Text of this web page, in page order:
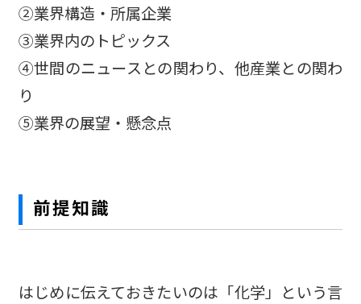
②業界構造・所属企業
③業界内のトピックス
④世間のニュースとの関わり、他産業との関わ
り
⑤業界の展望・懸念点
前提知識
はじめに伝えておきたいのは「化学」という言